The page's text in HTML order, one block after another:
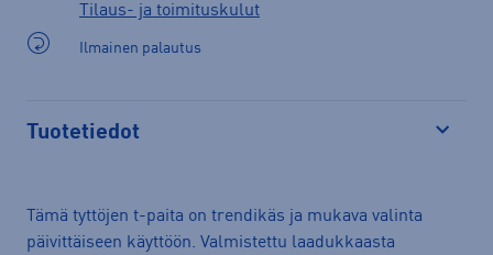
Tilaus- ja toimituskulut
Ilmainen palautus
Tuotetiedot
Tämä tyttöjen t-paita on trendikäs ja mukava valinta
päivittäiseen käyttöön. Valmistettu laadukkaasta